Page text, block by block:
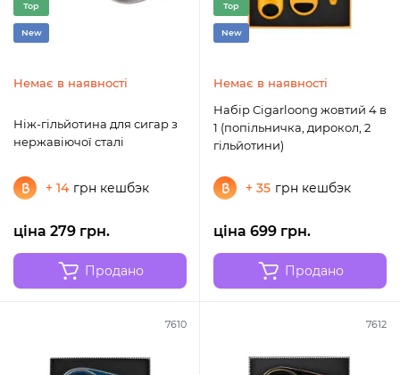
Top
New
Немає в наявності
Ніж-гільйотина для сигар з
нержавіючої сталі
+ 14 грн кешбэк
ціна 279 грн.
Продано
Top
New
Немає в наявності
Набір Cigarloong жовтий 4 в
1 (попільничка, дирокол, 2
гільйотини)
+ 35 грн кешбэк
ціна 699 грн.
Продано
7610 7612